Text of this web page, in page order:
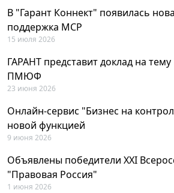
В "Гарант Коннект" появилась
поддержка MCP
15 июля 2026
ГАРАНТ представит доклад на
ПМЮФ
23 июня 2026
Онлайн-сервис "Бизнес на
новой функцией
9 июня 2026
Объявлены победители XXI
"Правовая Россия"
1 июня 2026